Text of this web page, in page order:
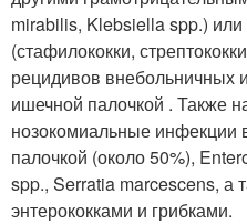
mirabilis, Klebsiella spp.)
(стафилококки,
рецидивов внебольничных
ишечной палочкой . Также
нозокомиальные инфекции
палочкой (около 50%),
spp., Serratia marcescens, а
энтерококками и грибками.